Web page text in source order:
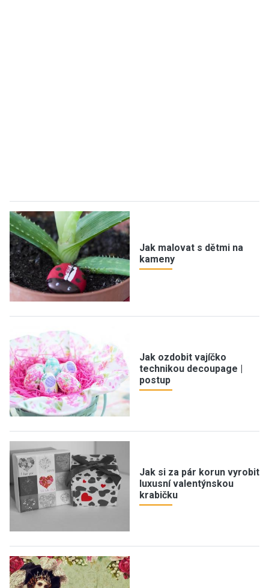
Jak malovat s dětmi na
kameny
Jak ozdobit vajíčko
technikou decoupage |
postup
Jak si za pár korun vyrobit
luxusní valentýnskou
krabičku